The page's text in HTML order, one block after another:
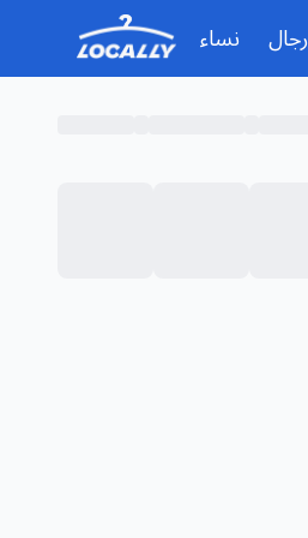
نساء رجال